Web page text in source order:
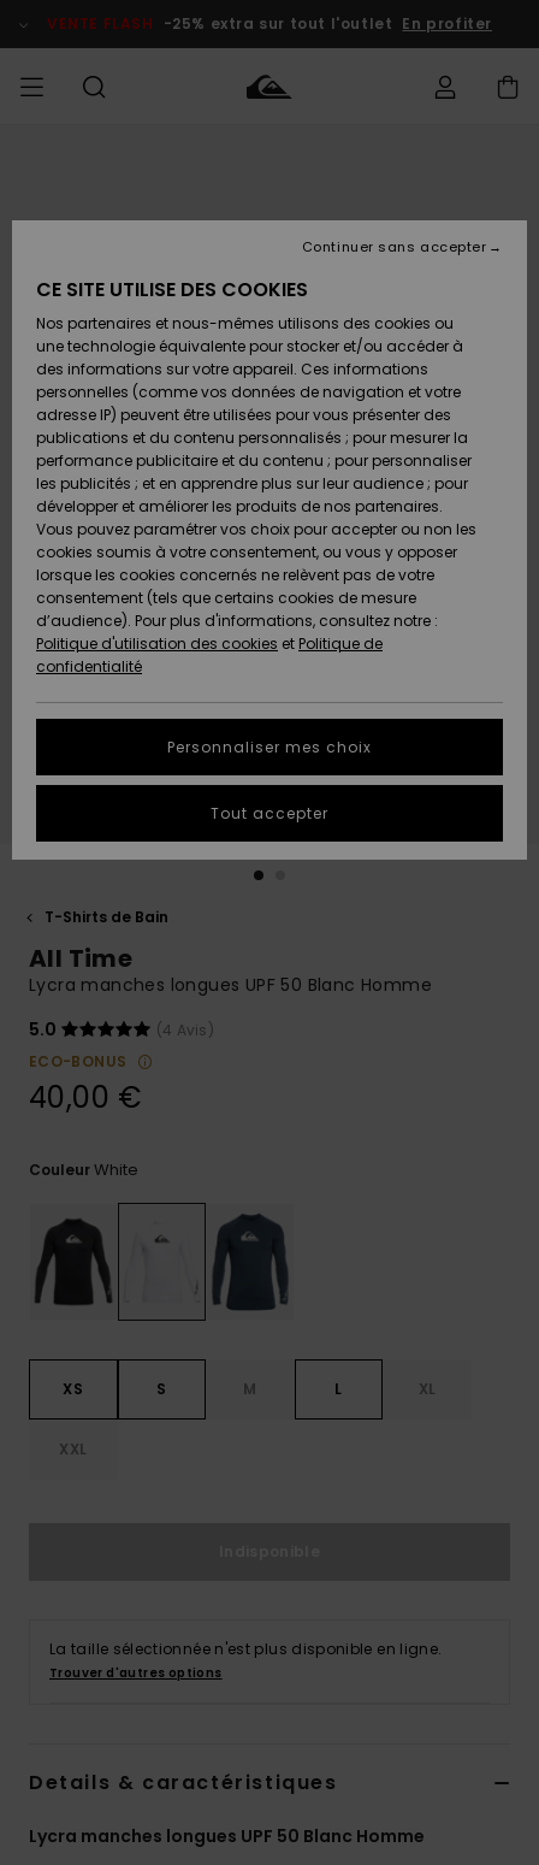
l'information
le
VENTE FLASH -25% extra sur tout l'outlet En profiter
Accessoires
Chaussures
& Tongs
Surf
Snow
Nouveautés
A
Découvrir
Accessoires
Chaussures
& Tongs
Surf
Snow
Nouveautés
A
Découvrir
FEMME
Nouveautés
A
Découvrir
Snow
SURF
Enfant
Highlights
Communauté
SNOW
Snow
Shop
Enfant
Snow
Shop
Femme
A
Découvrir
Communauté
VENTE
FLASH
Enfant
Outlet
Femme
Préférences
Langue Et
Région
Nederlands
AIDE &
CONTACT
Retours
Paiement
Carte
Cadeau
Quiksilver
Freedom
Protection
des données
Démarrez
pour obtenir
Démarrer
conversation
formulaire
de contact.
Consulter
la FAQ
COLLECTION
CARTE
CADEAU
LISTE DE
SOUHAITS
T-Shirts de Bain
All Time
Lycra manches longues UPF 50 Blanc Homme
5.0
(4 Avis)
ECO-BONUS
40,00 €
CouleurWhite
XS S M L XL
XXL
La taille sélectionnée n'est plus disponible en ligne.
Trouver d'autres options
Details & caractéristiques
Lycra manches longues UPF 50 Blanc Homme
CE SITE UTILISE DES COOKIES
Nos partenaires et nous-mêmes utilisons des cookies ou
une technologie équivalente pour stocker et/ou accéder à
des informations sur votre appareil. Ces informations
personnelles (comme vos données de navigation et votre
adresse IP) peuvent être utilisées pour vous présenter des
publications et du contenu personnalisés ; pour mesurer la
performance publicitaire et du contenu ; pour personnaliser
les publicités ; et en apprendre plus sur leur audience ; pour
développer et améliorer les produits de nos partenaires.
Vous pouvez paramétrer vos choix pour accepter ou non les
cookies soumis à votre consentement, ou vous y opposer
lorsque les cookies concernés ne relèvent pas de votre
consentement (tels que certains cookies de mesure
d’audience). Pour plus d'informations, consultez notre :
Politique d'utilisation des cookies et Politique de
confidentialité
Personnaliser mes choix
Continuer sans accepter
Tout accepter